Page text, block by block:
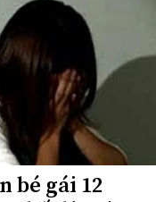
bé gái 12